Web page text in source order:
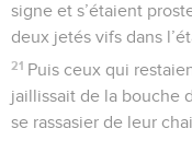
signe et s’étaient
deux jetés vifs dans
21 Puis ceux qui
jaillissait de la bouche
se rassasier de leur